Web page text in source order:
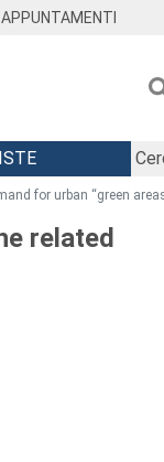
APPUNTAMENTI
for urban “green
related